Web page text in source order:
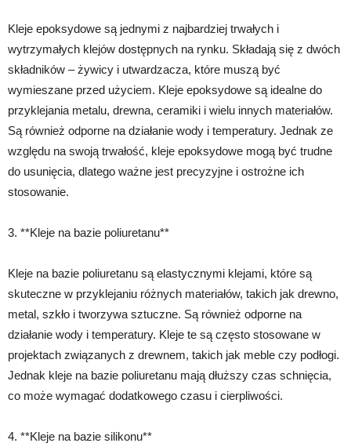
Kleje epoksydowe są jednymi z najbardziej trwałych i
wytrzymałych klejów dostępnych na rynku. Składają się z dwóch
składników – żywicy i utwardzacza, które muszą być
wymieszane przed użyciem. Kleje epoksydowe są idealne do
przyklejania metalu, drewna, ceramiki i wielu innych materiałów.
Są również odporne na działanie wody i temperatury. Jednak ze
względu na swoją trwałość, kleje epoksydowe mogą być trudne
do usunięcia, dlatego ważne jest precyzyjne i ostrożne ich
stosowanie.
3. **Kleje na bazie poliuretanu**
Kleje na bazie poliuretanu są elastycznymi klejami, które są
skuteczne w przyklejaniu różnych materiałów, takich jak drewno,
metal, szkło i tworzywa sztuczne. Są również odporne na
działanie wody i temperatury. Kleje te są często stosowane w
projektach związanych z drewnem, takich jak meble czy podłogi.
Jednak kleje na bazie poliuretanu mają dłuższy czas schnięcia,
co może wymagać dodatkowego czasu i cierpliwości.
4. **Kleje na bazie silikonu**